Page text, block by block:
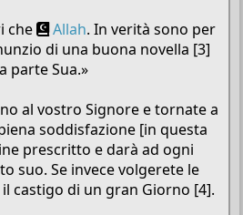
che
Allah. In verità sono per
di una buona novella [3]
parte Sua.»
al vostro Signore e tornate a
soddisfazione [in questa
prescritto e darà ad ogni
suo. Se invece volgerete le
castigo di un gran Giorno [4].